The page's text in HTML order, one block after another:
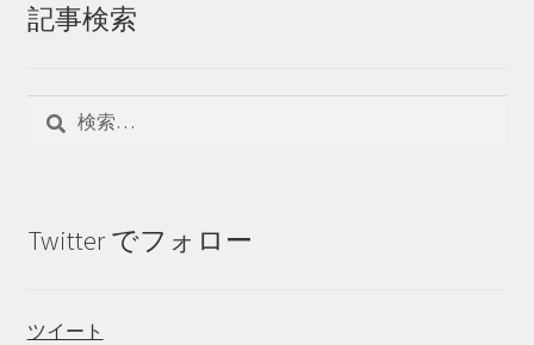
記事検索
Twitter でフォロー
ツイート